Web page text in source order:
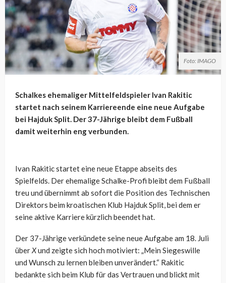
Foto: IMAGO
Schalkes ehemaliger Mittelfeldspieler Ivan Rakitic
startet nach seinem Karriereende eine neue Aufgabe
bei Hajduk Split. Der 37-Jährige bleibt dem Fußball
damit weiterhin eng verbunden.
Ivan Rakitic startet eine neue Etappe abseits des
Spielfelds. Der ehemalige Schalke-Profi bleibt dem Fußball
treu und übernimmt ab sofort die Position des Technischen
Direktors beim kroatischen Klub Hajduk Split, bei dem er
seine aktive Karriere kürzlich beendet hat.
Der 37-Jährige verkündete seine neue Aufgabe am 18. Juli
überXund zeigte sich hoch motiviert: „Mein Siegeswille
und Wunsch zu lernen bleiben unverändert.“ Rakitic
bedankte sich beim Klub für das Vertrauen und blickt mit